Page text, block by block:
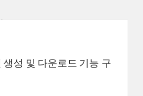
생성 및 다운로드 기능 구